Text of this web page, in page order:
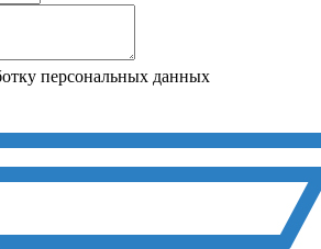
персональных данных